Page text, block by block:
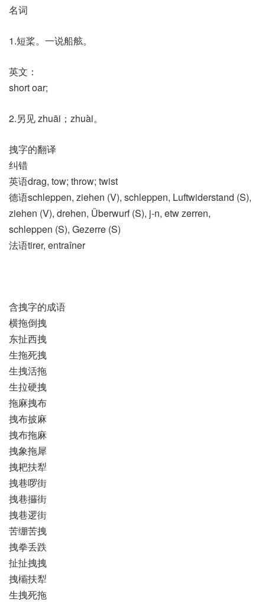
名词
1.短桨。一说船舷。
英文：
short oar;
2.另见 zhuāi；zhuài。
拽字的翻译
纠错
英语drag, tow; throw; twist
德语schleppen, ziehen (V)​, schleppen, Luftwiderstand (S)​,
ziehen (V)​, drehen, Überwurf (S)​, j-n, etw zerren,
schleppen (S)​, Gezerre (S)
法语tirer, entraîner
含拽字的成语
横拖倒拽
东扯西拽
生拖死拽
生拽活拖
生拉硬拽
拖麻拽布
拽布披麻
拽布拖麻
拽象拖犀
拽耙扶犁
拽巷啰街
拽巷攞街
拽巷逻街
苦绷苦拽
拽拳丢跌
扯扯拽拽
拽欛扶犁
生拽死拖